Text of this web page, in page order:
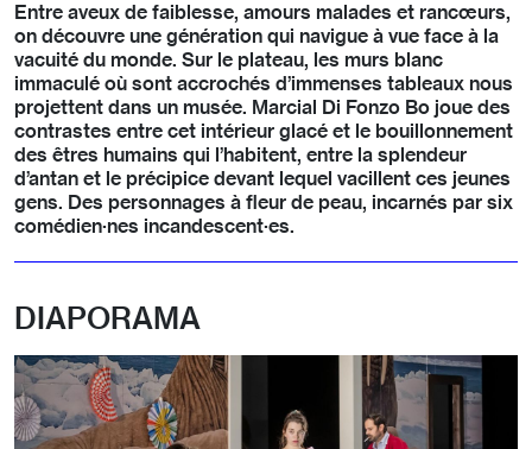
Entre aveux de faiblesse, amours malades et rancœurs,
on découvre une génération qui navigue à vue face à la
vacuité du monde. Sur le plateau, les murs blanc
immaculé où sont accrochés d’immenses tableaux nous
projettent dans un musée. Marcial Di Fonzo Bo joue des
contrastes entre cet intérieur glacé et le bouillonnement
des êtres humains qui l’habitent, entre la splendeur
d’antan et le précipice devant lequel vacillent ces jeunes
gens. Des personnages à fleur de peau, incarnés par six
comédien·nes incandescent·es.
DIAPORAMA